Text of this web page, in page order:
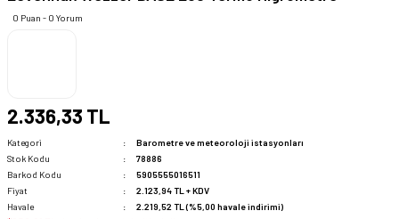
0 Puan - 0 Yorum
2.336,33 TL
Kategori
Barometre ve meteoroloji istasyonları
Stok Kodu
78886
Barkod Kodu
5905555016511
Fiyat
2.123,94 TL + KDV
Havale
2.219,52 TL (%5,00 havale indirimi)